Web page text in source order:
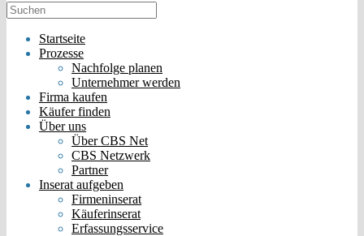
Startseite
Prozesse
Nachfolge planen
Unternehmer werden
Firma kaufen
Käufer finden
Über uns
Über CBS Net
CBS Netzwerk
Partner
Inserat aufgeben
Firmeninserat
Käuferinserat
Erfassungsservice